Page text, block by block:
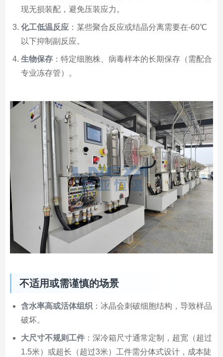
现无损装配，避免压装应力。
化工低温反应：某些聚合反应或结晶分离需要在-60℃
以下抑制副反应。
生物保存：特定细胞株、病毒样本的长期保存（需配合
专业冻存管）。
不适用或需谨慎的场景
含水率高或活体组织：冰晶会刺破细胞结构，导致样品
破坏。
大尺寸不规则工件：深冷箱尺寸通常定制，超宽（超过
1.5米）或超长（超过3米）工件需分体式设计，成本陡